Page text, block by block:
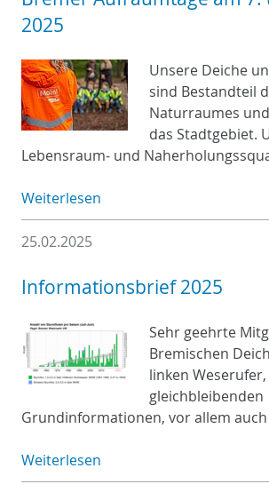
2025
Unsere Deiche
sind Bestandteil
Naturraumes
das Stadtgebiet.
Lebensraum- und
Weiterlesen
25.02.2025
Informationsbrief 2025
Sehr geehrte
Bremischen
linken
gleichbleibenden
Grundinformationen, vor allem
Weiterlesen